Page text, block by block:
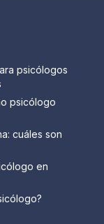
psicólogos
psicólogo
cuáles son
en